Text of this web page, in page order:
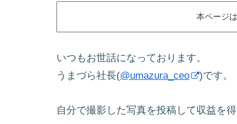
本ページ
いつもお世話になっております。
うまづら社長(@umazura_ceo )です。
自分で撮影した写真を投稿して収益を